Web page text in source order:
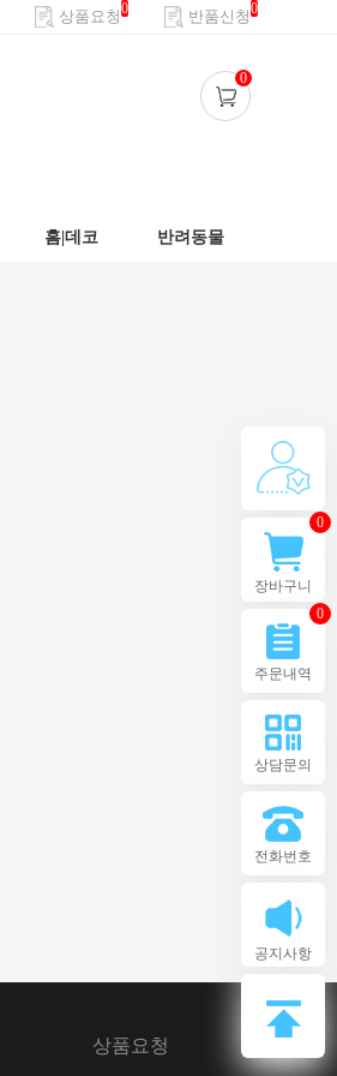
상품요청0 반품신청0
0
홈|데코 반려동물
상품요청
장바구니
0
주문내역
0
상담문의
전화번호
공지사항